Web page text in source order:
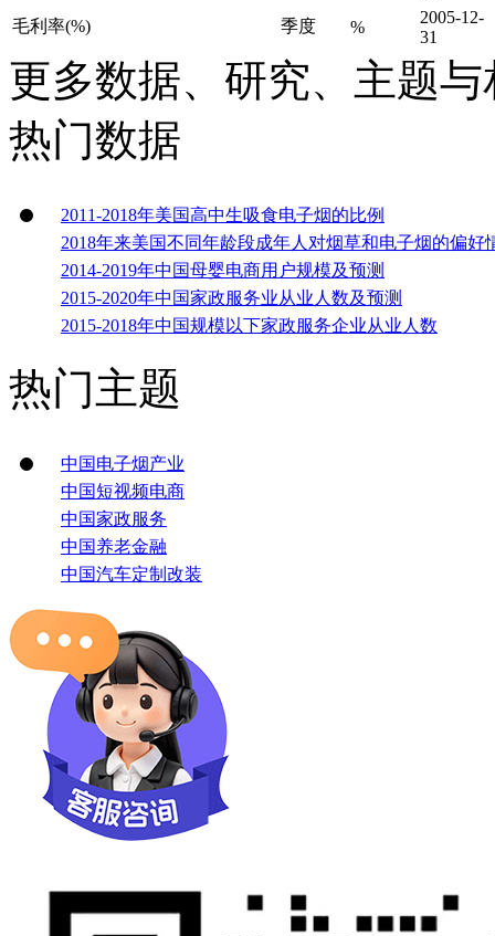
毛利率(%)
季度 %
2005-12-
31
更多数据、研究、主题
热门数据
2011-2018年美国高中生吸食电子烟的比例
2018年来美国不同年龄段成年人对烟草和电子烟的偏好
2014-2019年中国母婴电商用户规模及预测
2015-2020年中国家政服务业从业人数及预测
2015-2018年中国规模以下家政服务企业从业人数
热门主题
中国电子烟产业
中国短视频电商
中国家政服务
中国养老金融
中国汽车定制改装